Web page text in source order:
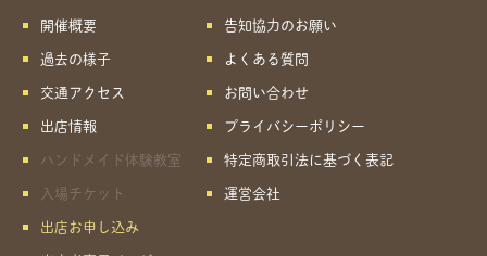
共有方法を選択
開催概要
過去の様子
交通アクセス
出店情報
ハンドメイド体験教室
入場チケット
出店お申し込み
告知協力のお願い
よくある質問
お問い合わせ
プライバシーポリシー
特定商取引法に基づく表記
運営会社